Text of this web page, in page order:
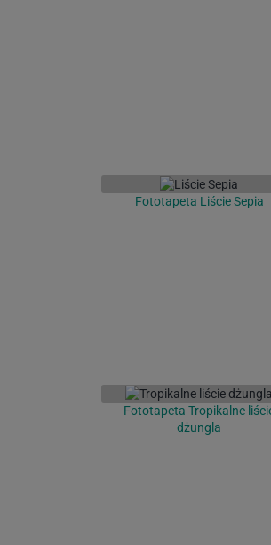
Fototapeta Liście Sepia
Fototapeta Tropikalne
dżungla